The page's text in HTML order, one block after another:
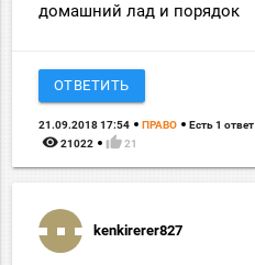
домашний лад и порядок
ОТВЕТИТЬ
21.09.2018 17:54 ПРАВО Есть 1 ответ
remove_red_eye 21022 thumb_up 21
kenkirerer827